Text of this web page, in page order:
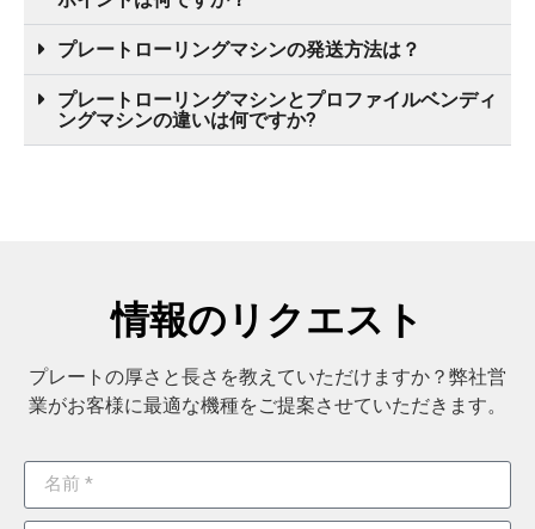
プレートローリングマシンの発送方法は？
プレートローリングマシンとプロファイルベンディ
ングマシンの違いは何ですか?
情報のリクエスト
プレートの厚さと長さを教えていただけますか？弊社営
業がお客様に最適な機種をご提案させていただきます。